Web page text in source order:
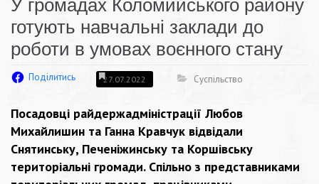
У громадах Коломийського району
готують навчальні заклади до
роботи в умовах воєнного стану
Поділитись 27.07.2022 Суспільство
Посадовці райдержадміністрації Любов
Михайлишин та Ганна Кравчук відвідали
Снятинську, Печеніжинську та Коршівську
територіальні громади. Спільно з представниками